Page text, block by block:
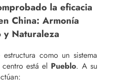
la eficacia
China: Armonía
Naturaleza
como un sistema
está el Pueblo. A su